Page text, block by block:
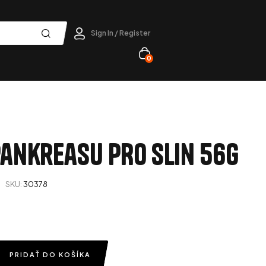
Sign In / Register
0
PRO Slin 56g
SKU:30378
PRIDAŤ DO KOŠÍKA